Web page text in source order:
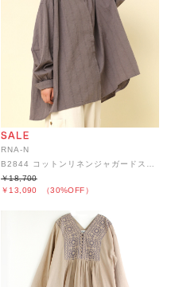
RNA-N
B2844 コットンリネンジャガードストライプシャツブラウス
￥13,090 （30%OFF）
￥18,700